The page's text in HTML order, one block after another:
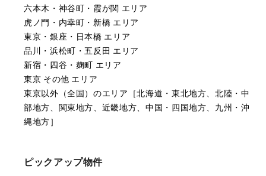
六本木・神谷町・霞が関 エリア
虎ノ門・内幸町・新橋 エリア
東京・銀座・日本橋 エリア
品川・浜松町・五反田 エリア
新宿・四谷・麹町 エリア
東京 その他 エリア
東京以外（全国）のエリア［北海道・東北地方、北陸・中
部地方、関東地方、近畿地方、中国・四国地方、九州・沖
縄地方］
ピックアップ物件